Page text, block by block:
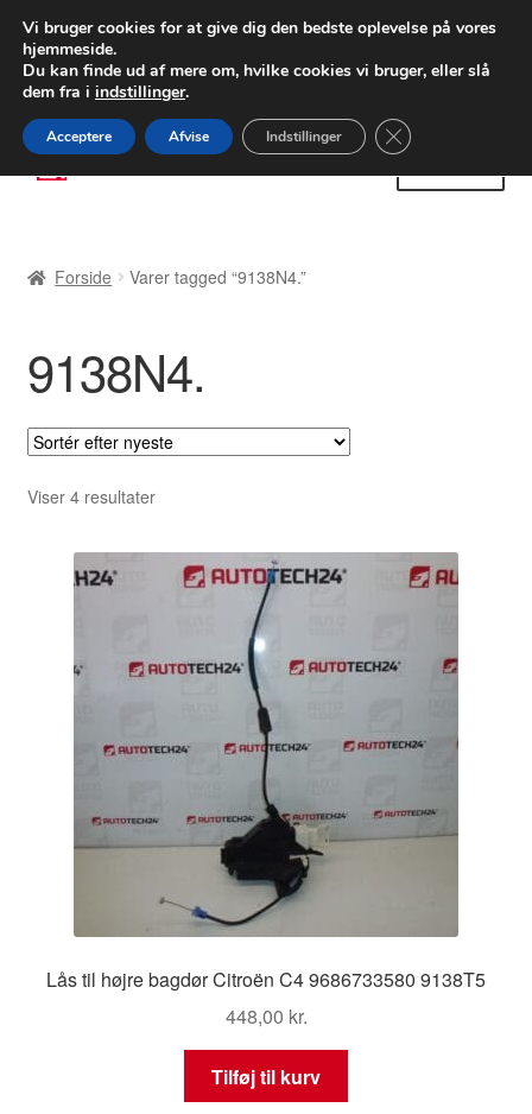
LEVERING fra 55 kr.
FEDEX verdensomspændende forsendelse
80 82 72 02
Spring
til
Spring
til
Betalinger
Kasse
Klage
Klageprocedure
Kontakte
Levering
Vilkår og betingelser
Forside Varer tagged “9138N4.”
9138N4.
Viser 4 resultaterSorteret
seneste
Lås til højre bagdør Citroën C4 9686733580 9138T5
448,00 kr.
Tilføj til kurv
Vi bruger cookies for at give dig den bedste oplevelse på vores
hjemmeside.
Du kan finde ud af mere om, hvilke cookies vi bruger, eller slå
dem fra i indstillinger.
Acceptere Afvise Indstillinger Close GDPR